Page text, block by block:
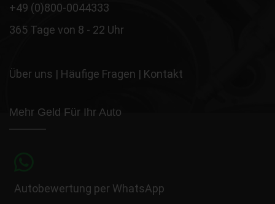
+49 (0)800-0044333
365 Tage von 8 - 22 Uhr
Über uns | Häufige Fragen | Kontakt
Mehr Geld Für Ihr Auto
Autobewertung per WhatsApp